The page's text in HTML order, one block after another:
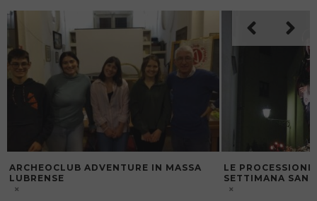
LE PROCESSIONI DI META NELLA
SETTIMANA SANTA
LA
A